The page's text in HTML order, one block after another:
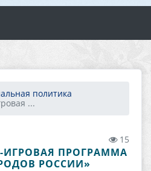
политика
...
15
ИГРОВАЯ ПРОГРАММА
РОССИИ»